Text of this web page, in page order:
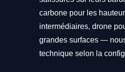
carbone pour les
intermédiaires, drone
grandes surfaces —
technique selon la